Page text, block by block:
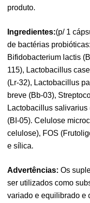
produto.
Ingredientes:(p/ 1
de bactérias
Bifidobacterium lactis
115), Lactobacillus
(Lr-32), Lactobacillus
breve (Bb-03),
Lactobacillus
(BI-05). Celulose
celulose), FOS
e sílica.
Advertências: Os
ser utilizados como
variado e equilibrado e
Desporto
7,50 €